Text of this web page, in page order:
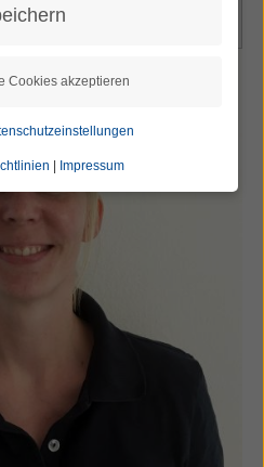
Cookies akzeptieren
Impressum